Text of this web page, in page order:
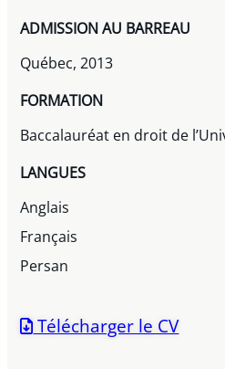
ADMISSION AU BARREAU
Québec, 2013
FORMATION
Baccalauréat en droit de
LANGUES
Anglais
Français
Persan
Télécharger le CV